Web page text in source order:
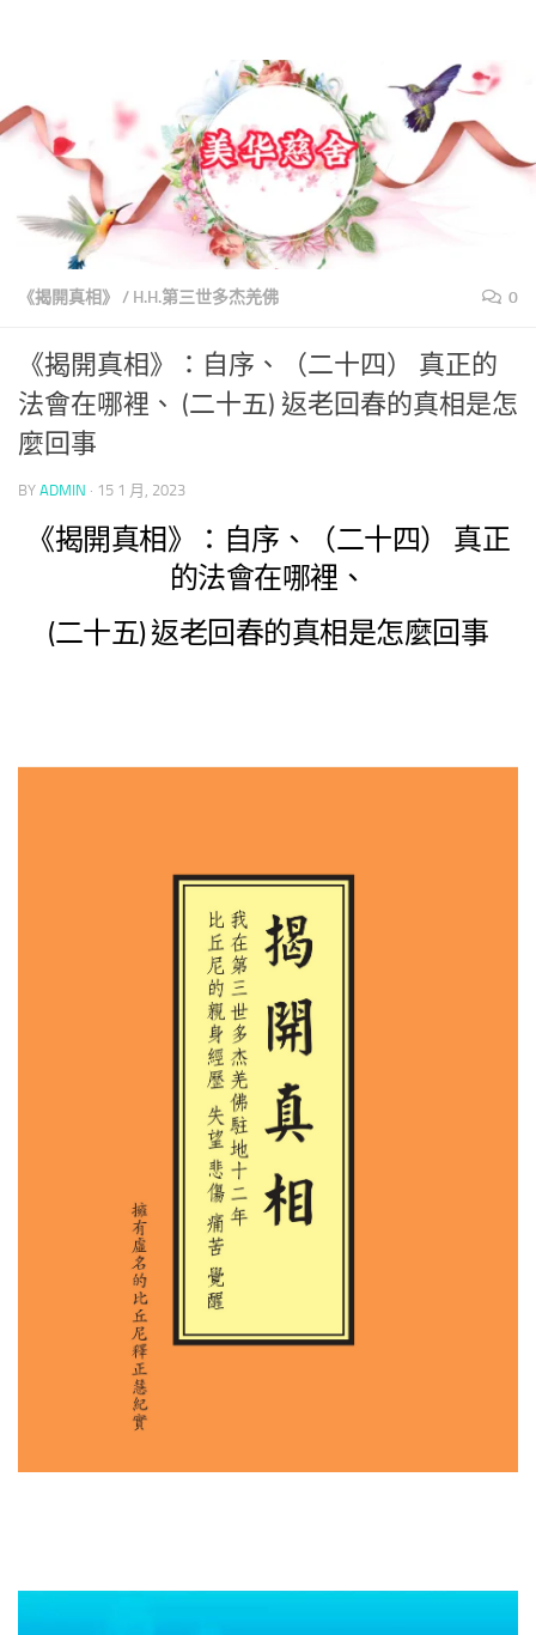
《揭開真相》 / H.H.第三世多杰羌佛 0
《揭開真相》：自序、（二十四） 真正的
法會在哪裡、 (二十五) 返老回春的真相是怎
麼回事
BY ADMIN · 15 1 月, 2023
《揭開真相》：自序、（二十四） 真正
的法會在哪裡、
(二十五) 返老回春的真相是怎麼回事